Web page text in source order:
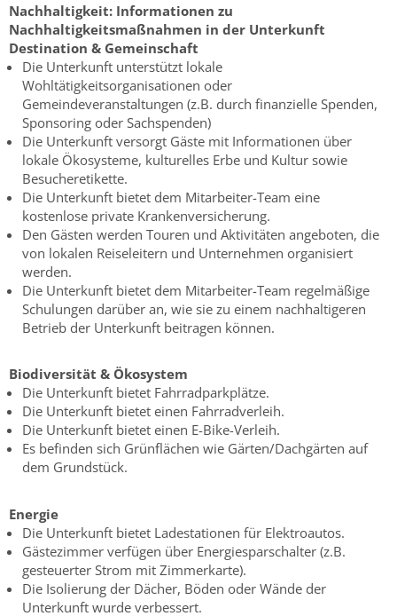
Nachhaltigkeit: Informationen zu
Nachhaltigkeitsmaßnahmen in der Unterkunft
Destination & Gemeinschaft
Die Unterkunft unterstützt lokale
Wohltätigkeitsorganisationen oder
Gemeindeveranstaltungen (z.B. durch finanzielle Spenden,
Sponsoring oder Sachspenden)
Die Unterkunft versorgt Gäste mit Informationen über
lokale Ökosysteme, kulturelles Erbe und Kultur sowie
Besucheretikette.
Die Unterkunft bietet dem Mitarbeiter-Team eine
kostenlose private Krankenversicherung.
Den Gästen werden Touren und Aktivitäten angeboten, die
von lokalen Reiseleitern und Unternehmen organisiert
werden.
Die Unterkunft bietet dem Mitarbeiter-Team regelmäßige
Schulungen darüber an, wie sie zu einem nachhaltigeren
Betrieb der Unterkunft beitragen können.
Biodiversität & Ökosystem
Die Unterkunft bietet Fahrradparkplätze.
Die Unterkunft bietet einen Fahrradverleih.
Die Unterkunft bietet einen E-Bike-Verleih.
Es befinden sich Grünflächen wie Gärten/Dachgärten auf
dem Grundstück.
Energie
Die Unterkunft bietet Ladestationen für Elektroautos.
Gästezimmer verfügen über Energiesparschalter (z.B.
gesteuerter Strom mit Zimmerkarte).
Die Isolierung der Dächer, Böden oder Wände der
Unterkunft wurde verbessert.